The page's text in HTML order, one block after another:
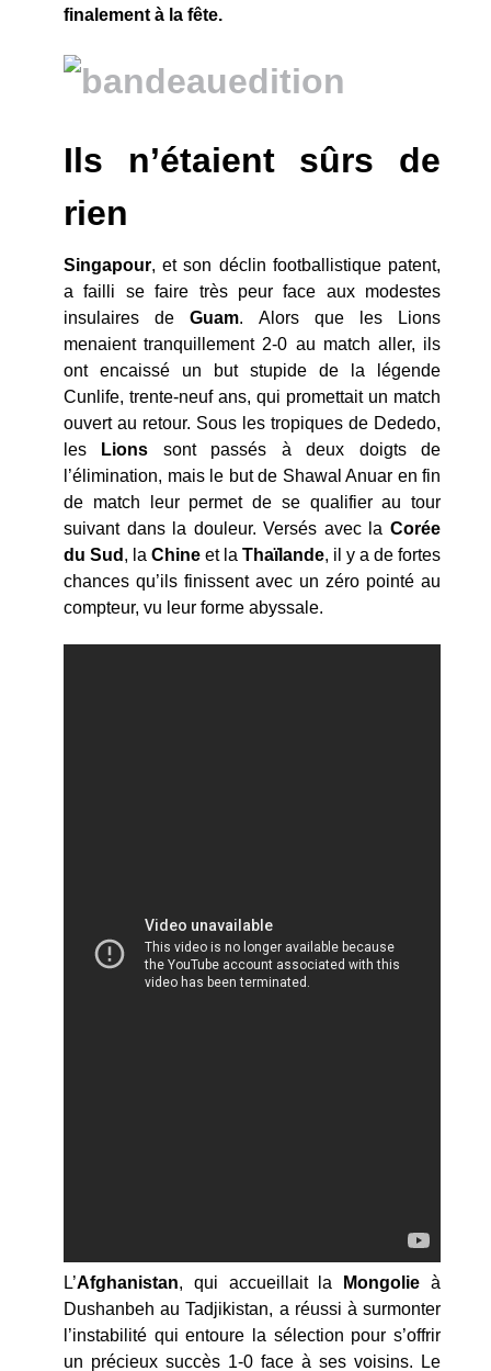
finalement à la fête.
Ils n’étaient sûrs de
rien
Singapour, et son déclin footballistique patent,
a failli se faire très peur face aux modestes
insulaires deGuam. Alors que les Lions
menaient tranquillement 2-0 au match aller, ils
ont encaissé un but stupide de la légende
Cunlife, trente-neuf ans, qui promettait un match
ouvert au retour. Sous les tropiques de Dededo,
les
Lions sont passés à deux doigts de
l’élimination, mais le but de Shawal Anuar en fin
de match leur permet de se qualifier au tour
suivant dans la douleur. Versés avec la Corée
du Sud , la Chine et la Thaïlande, il y a de fortes
chances qu’ils finissent avec un zéro pointé au
compteur, vu leur forme abyssale.
L’Afghanistan, qui accueillait la Mongolie à
Dushanbeh au Tadjikistan, a réussi à surmonter
l’instabilité qui entoure la sélection pour s’offrir
un précieux succès 1-0 face à ses voisins. Le